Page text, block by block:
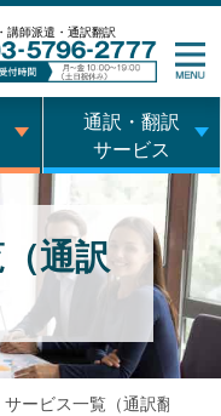
講師派遣・通訳翻訳
通訳・翻訳
サービス
通訳
サービス一覧（通訳翻訳サ